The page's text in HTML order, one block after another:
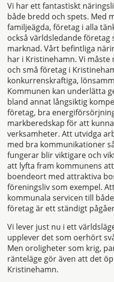
Vi har ett fantastiskt
både bredd och spets. Med
familjeägda, företag i alla
också världsledande företag
marknad. Vårt befintliga
har i Kristinehamn. Vi
och små företag i
konkurrenskraftiga,
Kommunen kan underlätta
bland annat långsiktig
företag, bra
markberedskap för att
verksamheter. Att utvidga
med bra kommunikationer
fungerar blir viktigare och
att lyfta fram kommunens
boendeort med attraktiva
föreningsliv som exempel.
kommunala servicen till
företag är ett ständigt
Vi lever just nu i ett
upplever det som oerhört
Men oroligheter som krig,
ränteläge gör även att det
Kristinehamn.